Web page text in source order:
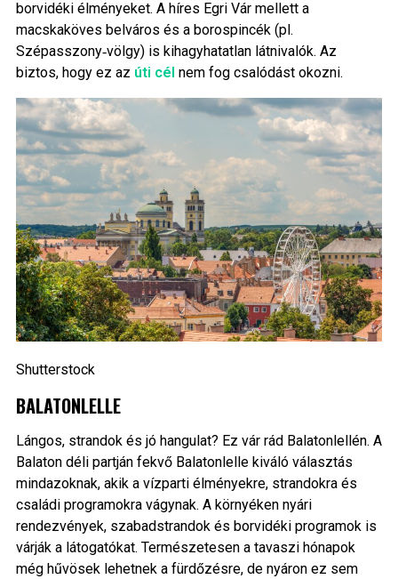
borvidéki élményeket. A híres Egri Vár mellett a
macskaköves belváros és a borospincék (pl.
Szépasszony‑völgy) is kihagyhatatlan látnivalók. Az
biztos, hogy ez az úti cél nem fog csalódást okozni.
Shutterstock
BALATONLELLE
Lángos, strandok és jó hangulat? Ez vár rád Balatonlellén. A
Balaton déli partján fekvő Balatonlelle kiváló választás
mindazoknak, akik a vízparti élményekre, strandokra és
családi programokra vágynak. A környéken nyári
rendezvények, szabadstrandok és borvidéki programok is
várják a látogatókat. Természetesen a tavaszi hónapok
még hűvösek lehetnek a fürdőzésre, de nyáron ez sem